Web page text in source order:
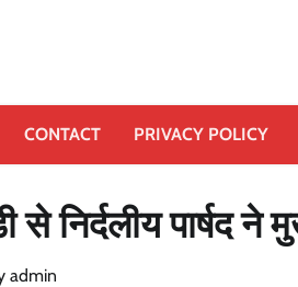
CONTACT PRIVACY POLICY
से निर्दलीय पार्षद
admin